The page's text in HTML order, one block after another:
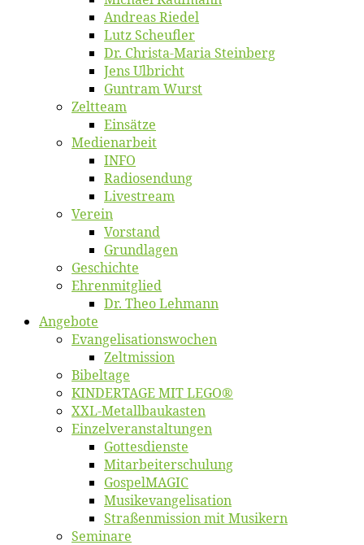
An­dre­as Riedel
Lutz Scheuf­ler
Dr. Chris­­ta-Ma­ria Steinberg
Jens Ulb­richt
Gun­tram Wurst
Zelt­team
Ein­sät­ze
Me­di­en­ar­beit
INFO
Ra­dio­sen­dung
Live­stream
Ver­ein
Vor­stand
Grund­la­gen
Ge­schich­te
Eh­ren­mit­glied
Dr. Theo Lehmann
An­ge­bo­te
Evangelisa­tions­wo­chen
Zelt­mis­si­on
Bi­bel­ta­ge
KINDERTAGE MIT LEGO®
XXL-Me­­tal­l­­bau­­kas­­ten
Einzelver­an­stal­tungen
Got­tes­diens­te
Mitarbeiter­schulung
Gos­pel­MA­GIC
Musikevan­ge­li­sa­tion
Straßenmis­sion mit Musikern
Se­mi­na­re